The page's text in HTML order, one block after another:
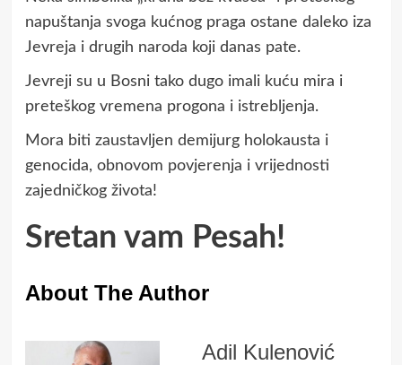
napuštanja svoga kućnog praga ostane daleko iza
Jevreja i drugih naroda koji danas pate.
Jevreji su u Bosni tako dugo imali kuću mira i
preteškog vremena progona i istrebljenja.
Mora biti zaustavljen demijurg holokausta i
genocida, obnovom povjerenja i vrijednosti
zajedničkog života!
Sretan vam Pesah!
About The Author
Adil Kulenović